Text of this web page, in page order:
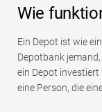
Wie
Ein Depot ist wie
Depotbank
ein Depot
eine Person, die